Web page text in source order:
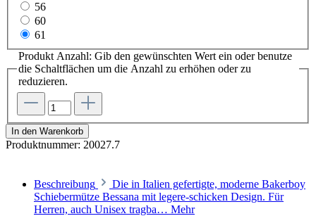
56
60
61
Produkt Anzahl: Gib den gewünschten Wert ein oder benutze
die Schaltflächen um die Anzahl zu erhöhen oder zu
reduzieren.
In den Warenkorb
Produktnummer: 20027.7
Beschreibung
Die in Italien gefertigte, moderne Bakerboy
Schiebermütze Bessana mit legere-schicken Design. Für
Herren, auch Unisex tragba… Mehr